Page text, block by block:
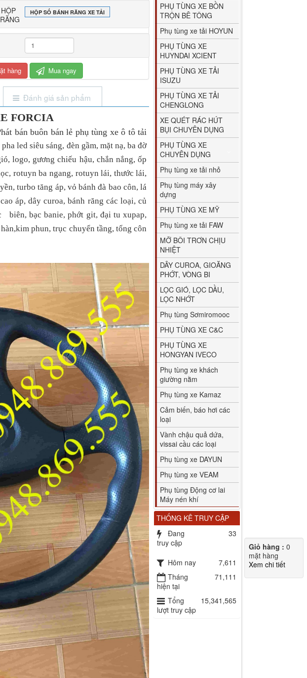
HỘP SỐ BÁNH RĂNG XE TẢI
hàng Mua ngay
Đánh giá sản phẩm
FORCIA
bán buôn bán lẻ phụ tùng xe ô tô tải
led siêu sáng, đèn gầm, mặt nạ, ba đờ
logo, gương chiếu hậu, chắn nắng, ốp
rotuyn ba ngang, rotuyn lái, thước lái,
turbo tăng áp, vỏ bánh đà bao côn, lá
áp, dây curoa, bánh răng các loại, củ
biên, bạc banie, phớt git, đại tu xupap,
phun, trục chuyển tầng, tổng côn
PHỤ TÙNG XE BỒN
TRỘN BÊ TÔNG
Phụ tùng xe tải HOYUN
PHỤ TÙNG XE
HUYNDAI XCIENT
PHỤ TÙNG XE TẢI
ISUZU
PHỤ TÙNG XE TẢI
CHENGLONG
XE QUÉT RÁC HÚT
BỤI CHUYÊN DỤNG
PHỤ TÙNG XE
CHUYÊN DỤNG
Phụ tùng xe tải nhỏ
Phụ tùng máy xây
dựng
PHỤ TÙNG XE MỸ
Phụ tùng xe tải FAW
MỠ BÔI TRƠN CHỊU
NHIỆT
DÂY CUROA, GIOĂNG
PHỚT, VÒNG BI
LỌC GIÓ, LỌC DẦU,
LỌC NHỚT
Phụ tùng Sơmiromooc
PHỤ TÙNG XE C&C
PHỤ TÙNG XE
HONGYAN IVECO
Phụ tùng xe khách
giường nằm
Phụ tùng xe Kamaz
Cảm biến, báo hơi các
loại
Vành chậu quả dứa,
vissai cầu các loại
Phụ tùng xe DAYUN
Phụ tùng xe VEAM
Phụ tùng Động cơ lai
Máy nén khí
THỐNG KÊ TRUY CẬP
Đang
truy cập
33
Hôm nay
7,611
Tháng
hiện tại
71,111
Tổng
lượt truy cập
15,341,565
Giỏ hàng : 0
mặt hàng
Xem chi tiết